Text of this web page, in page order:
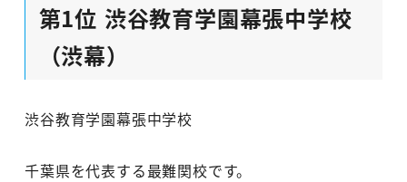
第1位 渋谷教育学園幕張中学校
（渋幕）
渋谷教育学園幕張中学校
千葉県を代表する最難関校です。